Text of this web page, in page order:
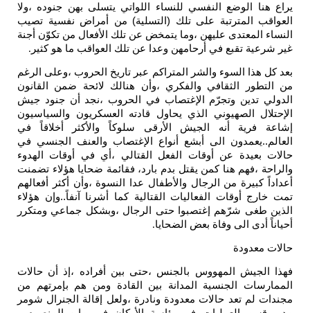
يراع هنا الوضع النفسي للنساء اللواتي يتسلى بهن جنوده ،ولا
العواقب المترتبة على تلك (التسلية) من أمراض نفسية تصيب
النساء المعتدى عليهن ،وما يتمخض عن تلك الأفعال من تكوّن أجنة
غير شرعية تقبع في أرحامهن وعدا عن تلك العواقب ما هو كثير .
بعد كل هذا السوء والشر المتراكم عبر تاريخ الحروب ،وعلى الرغم
من التطور الثقافي والفكري ،وأن هنالك لائحة ضمن القانون
الدولي تدين وتجرّم الإغتصاب في الحروب ،نجد أن جنود جيش
الإحتلال الصهيوني الذي يحاول قادته العسكريون والسياسيون
إشاعة فرية أنه الجيش الأرقى سلوكاً والأكثر أخلاقاً في
العالم..يعمدون الى أبشع أنواع الإغتصاب والعنف الجنسي في
حالات بعيدة عن أوقات الفعل القتالي ،أي في أوقات الهدوء
والراحة ،فهم هنا كمن يقتل بدم بارد، فقائمة ضحايا هؤلاء تضمنت
أعداداً كبيرة من الرجال والأطفال عدا النسوة ،وأن أكثر أفعالهم
تمت خارج أوقات الفعاليات القتالية كما أشرنا آنفاً..وإن هؤلاء
الذين طغى شرّهم إغتصبوا حتى الرجال ،وبشكل جماعي ومتكرر
أحياناً أدى الى وفاة بعض الضحايا.
حالات معدودة
فهذا الجيش المهووس بالجنس ،حتى بين أفراده ،إذ أن حالات
الممارسات الجنسية المدانة بين القادة ومن هم بإمرتهم من
مجندات لم تعد حالات معدودة ونادرة ،ولعل إقالة الجنرال شومر